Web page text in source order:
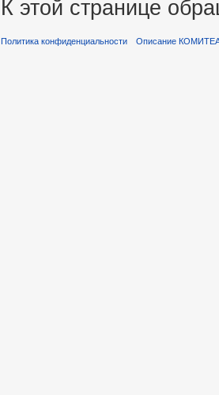
К этой странице
Политика конфиденциальности Описание